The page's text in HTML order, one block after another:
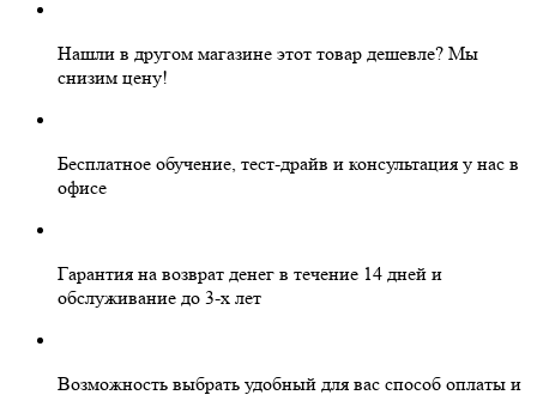
Нашли в другом магазине этот товар дешевле? Мы
снизим цену!
Бесплатное обучение, тест-драйв и консультация у нас в
офисе
Гарантия на возврат денег в течение 14 дней и
обслуживание до 3-х лет
Возможность выбрать удобный для вас способ оплаты и